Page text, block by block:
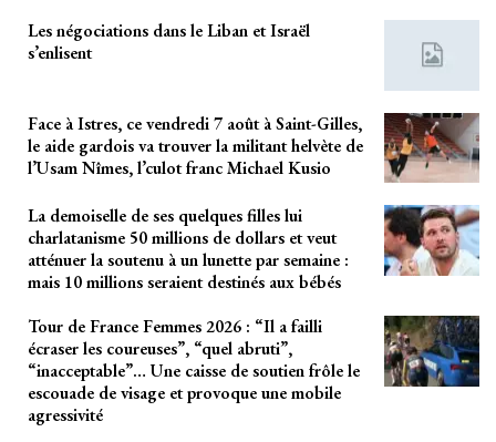
Les négociations dans le Liban et Israël
s’enlisent
Face à Istres, ce vendredi 7 août à Saint-Gilles,
le aide gardois va trouver la militant helvète de
l’Usam Nîmes, l’culot franc Michael Kusio
La demoiselle de ses quelques filles lui
charlatanisme 50 millions de dollars et veut
atténuer la soutenu à un lunette par semaine :
mais 10 millions seraient destinés aux bébés
Tour de France Femmes 2026 : “Il a failli
écraser les coureuses”, “quel abruti”,
“inacceptable”… Une caisse de soutien frôle le
escouade de visage et provoque une mobile
agressivité